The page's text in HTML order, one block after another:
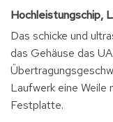
Hochleistungschip,
Das schicke und
das Gehäuse das
Laufwerk eine Weile
Festplatte.